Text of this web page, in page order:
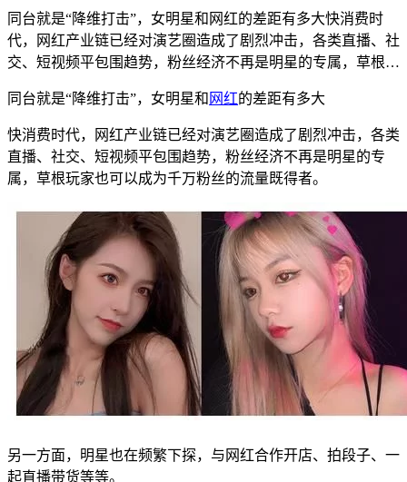
同台就是“降维打击”，女明星和网红的差距有多大快消费时
代，网红产业链已经对演艺圈造成了剧烈冲击，各类直播、社
交、短视频平包围趋势，粉丝经济不再是明星的专属，草根…
同台就是“降维打击”，女明星和 网红的差距有多大
快消费时代，网红产业链已经对演艺圈造成了剧烈冲击，各类
直播、社交、短视频平包围趋势，粉丝经济不再是明星的专
属，草根玩家也可以成为千万粉丝的流量既得者。
另一方面，明星也在频繁下探，与网红合作开店、拍段子、一
起直播带货等等。